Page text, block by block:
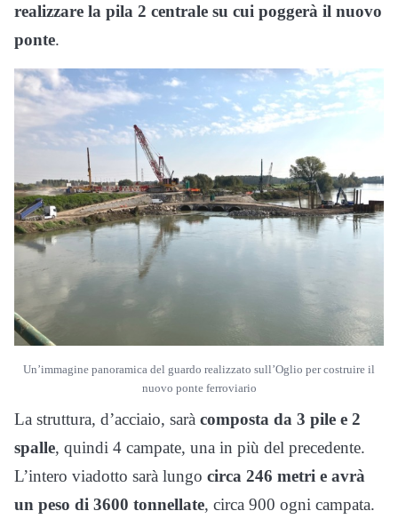
realizzare la pila 2 centrale su cui poggerà il nuovo
ponte.
Un’immagine panoramica del guardo realizzato sull’Oglio per costruire il
nuovo ponte ferroviario
La struttura, d’acciaio, sarà composta da 3 pile e 2
spalle, quindi 4 campate, una in più del precedente.
L’intero viadotto sarà lungo circa 246 metri e avrà
un peso di 3600 tonnellate, circa 900 ogni campata.